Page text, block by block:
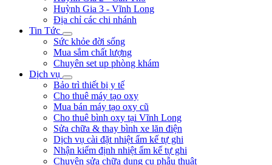
Huỳnh Gia 3 - Vĩnh Long
Địa chỉ các chi nhánh
Tin Tức
Sức khỏe đời sống
Mua sắm chất lượng
Chuyên set up phòng khám
Dịch vụ
Bảo trì thiết bị y tế
Cho thuê máy tạo oxy
Mua bán máy tạo oxy cũ
Cho thuê bình oxy tại Vĩnh Long
Sửa chữa & thay bình xe lăn điện
Dịch vụ cài đặt nhiệt ẩm kế tự ghi
Nhận kiểm định nhiệt ẩm kế tự ghi
Chuyên sửa chữa dụng cụ phẫu thuật